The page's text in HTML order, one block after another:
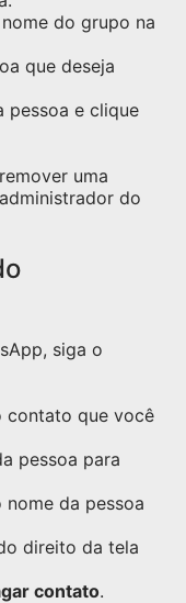
do grupo na
que deseja
pessoa e clique
uma
do
siga o
contato que você
pessoa para
da pessoa
direito da tela
contato.